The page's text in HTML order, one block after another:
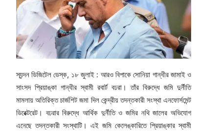
স্যন্দন ডিজিটেল ডেস্ক, ১৮ জুলাই : আরও বিপাকে সোনিয়া গান্ধীর জামাই ও
সাংসদ প্রিয়াঙ্কা গান্ধীর স্বামী রবার্ট বঢরা। তাঁর বিরুদ্ধে জমি দুর্নীতি
মামলায় অতিরিক্ত চার্জশিট জমা দিল কেন্দ্রীয় তদন্তকারী সংস্থা এনফোর্সমেন্ট
ডিরেক্টরেট। বঢরার বিরুদ্ধে আর্থিক দুর্নীতি ও জমির নথি জালের অভিযোগ
এনেছে তদন্তকারী সংস্থাটি। এই জমি কেলেঙ্কারিতে প্রিয়াঙ্কার স্বামী